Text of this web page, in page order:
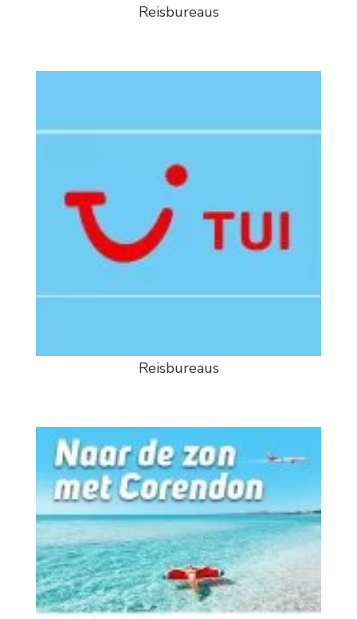
Reisbureaus
Reisbureaus